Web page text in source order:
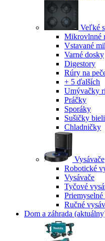
Veľké
Mikrovlnné
Vstavané
Varné dosky
Digestory
Rúry na
+ 5 ďalších
Umývačky
Práčky
Sporáky
Sušičky
Chladničky
Vysávače
Robotické
Vysávače
Tyčové
Priemyselné
Ručné
Dom a záhrada